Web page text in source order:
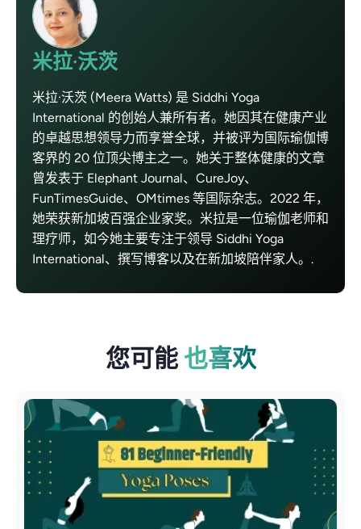
米拉·沃茨
米拉·沃茨 (Meera Watts) 是 Siddhi Yoga
International 的创始人兼所有者。她因其在健康产业
的卓越思想领导力而享誉全球，并被评为国际瑜伽博
客界的 20 位顶尖博主之一。她关于整体健康的文章
曾发表于 Elephant Journal、CureJoy、
FunTimesGuide、OMtimes 等国际杂志。2022 年，
她荣获新加坡百强企业家奖。米拉是一位瑜伽老师和
理疗师，如今她主要专注于领导 Siddhi Yoga
International、撰写博客以及在新加坡陪伴家人。.
您可能 也喜欢